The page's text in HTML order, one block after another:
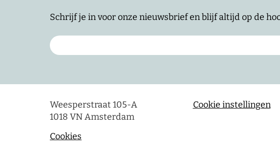
Schrijf je in voor onze nieuwsbrief en blijf altijd op de
Weesperstraat 105-A
1018 VN Amsterdam
Cookies
Cookie instellingen